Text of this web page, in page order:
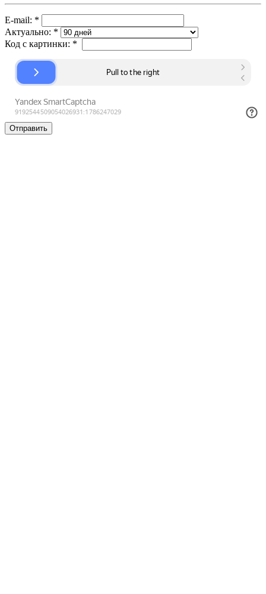
E-mail: *
Актуально: *
Код с картинки: *